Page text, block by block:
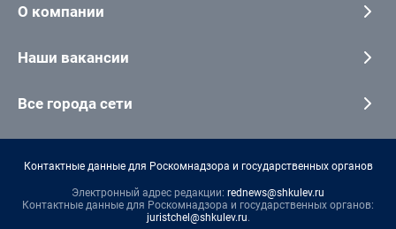
О компании
Наши вакансии
Все города сети
Контактные данные для Роскомнадзора и государственных органов
Электронный адрес редакции: rednews@shkulev.ru
Контактные данные для Роскомнадзора и государственных органов:
juristchel@shkulev.ru.